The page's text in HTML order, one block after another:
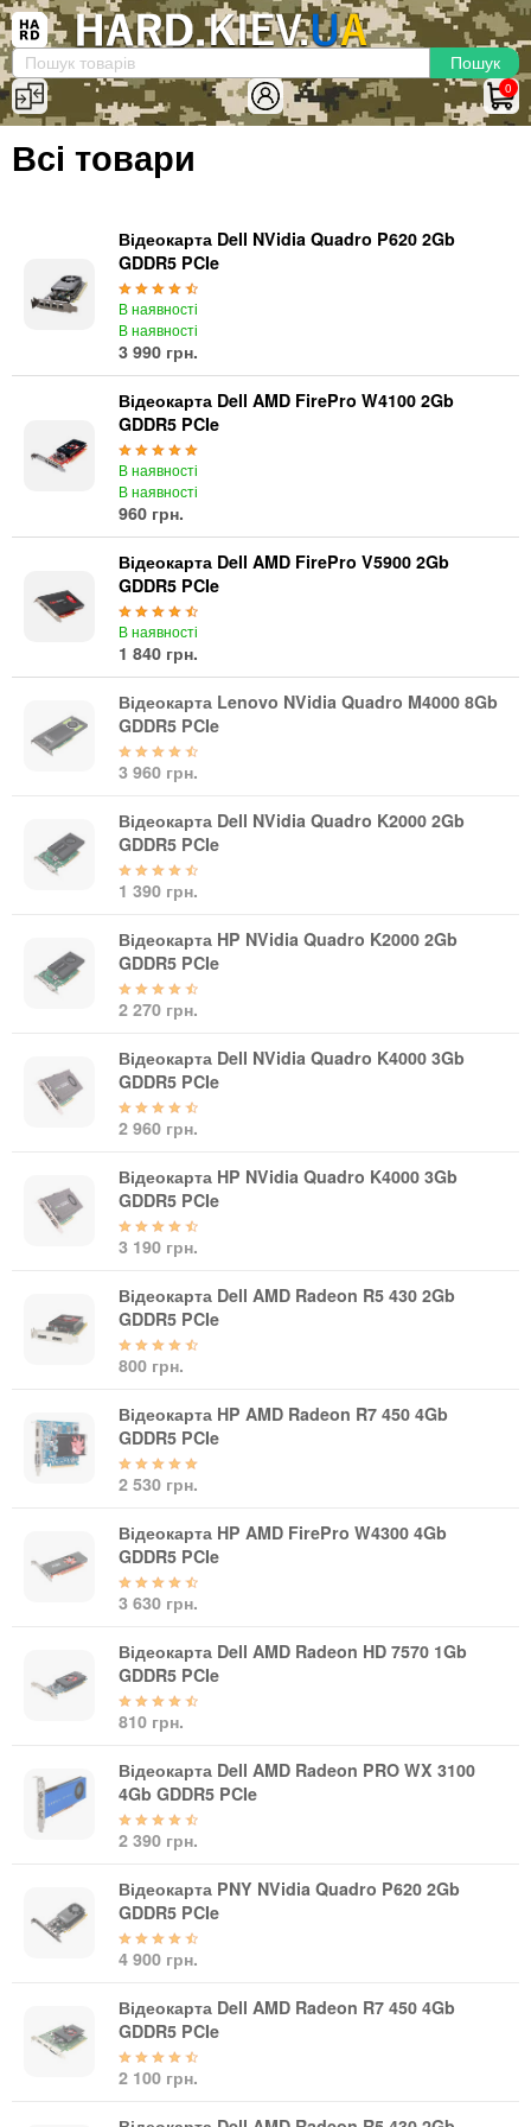
0
Вхід|Реєстрація×
(097)-938-03-73 Telegram WhatsApp
Послуги
Доставка та оплата
Комп'ютери
Ноутбуки
Персональні комп'ютери
Комплектуючі
Процесори (CPU)
Оперативна пам'ять
Материнські плати
Жорсткі диски та SSD
SAS диски
SATA диски
NVMe диски
Блоки живлення
Контролери RAID
Кулери та системи охолодження
Кошики та салазки для жорстких дисків
Рейки та кріплення
Інші комплектуючі
Мережеве обладнання
Маршрутизатори та комутатори
Wi-Fi і Bluetooth адаптери
Кабелі та роз'єми
Фильтри та стабілізатори
Павербанки
Кабелі, роз'єми, перехідники
Акумулятори
Зовнішні блоки живлення
Монітори
Клавіатури, миші, комплекти
Відеоспостереження
Автономне живлення
Автоматичні вимикачі
Акумулятори для ДБЖ
Всі товари
Відеокарта Dell NVidia Quadro P620 2Gb
GDDR5 PCIe
В наявності
В наявності
3 990 грн.
Відеокарта Dell AMD FirePro W4100 2Gb
GDDR5 PCIe
В наявності
В наявності
960 грн.
Відеокарта Dell AMD FirePro V5900 2Gb
GDDR5 PCIe
В наявності
1 840 грн.
Відеокарта Lenovo NVidia Quadro M4000 8Gb
GDDR5 PCIe
3 960 грн.
Відеокарта Dell NVidia Quadro K2000 2Gb
GDDR5 PCIe
1 390 грн.
Відеокарта HP NVidia Quadro K2000 2Gb
GDDR5 PCIe
2 270 грн.
Відеокарта Dell NVidia Quadro K4000 3Gb
GDDR5 PCIe
2 960 грн.
Відеокарта HP NVidia Quadro K4000 3Gb
GDDR5 PCIe
3 190 грн.
Відеокарта Dell AMD Radeon R5 430 2Gb
GDDR5 PCIe
800 грн.
Відеокарта HP AMD Radeon R7 450 4Gb
GDDR5 PCIe
2 530 грн.
Відеокарта HP AMD FirePro W4300 4Gb
GDDR5 PCIe
3 630 грн.
Відеокарта Dell AMD Radeon HD 7570 1Gb
GDDR5 PCIe
810 грн.
Відеокарта Dell AMD Radeon PRO WX 3100
4Gb GDDR5 PCIe
2 390 грн.
Відеокарта PNY NVidia Quadro P620 2Gb
GDDR5 PCIe
4 900 грн.
Відеокарта Dell AMD Radeon R7 450 4Gb
GDDR5 PCIe
2 100 грн.